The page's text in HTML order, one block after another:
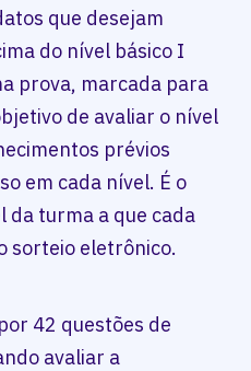
que desejam
do nível básico I
prova, marcada para
de avaliar o nível
prévios
em cada nível. É o
da turma a que cada
sorteio eletrônico.
42 questões de
avaliar a